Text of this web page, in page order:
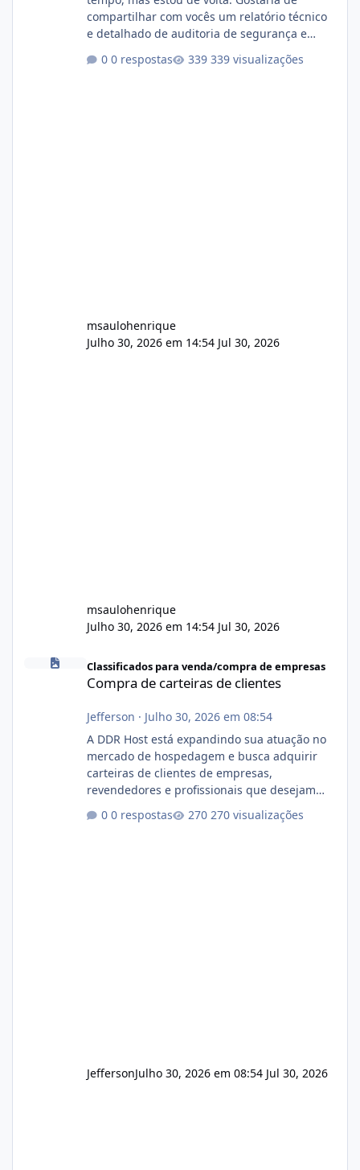
compartilhar com vocês um relatório técnico
e detalhado de auditoria de segurança e
atualmente em circulação e comercialização
0 respostas 339 visualizações
msaulohenrique
Julho 30, 2026 em 14:54 Jul 30, 2026
msaulohenrique
Julho 30, 2026 em 14:54 Jul 30, 2026
Classificados para venda/compra de empresas
Compra de carteiras de clientes
Jefferson · Julho 30, 2026 em 08:54
A DDR Host está expandindo sua atuação no
mercado de hospedagem e busca adquirir
carteiras de clientes de empresas,
revendedores e profissionais que desejam
operação. Se você possui clientes ativos de
0 respostas 270 visualizações
JeffersonJulho 30, 2026 em 08:54 Jul 30, 2026